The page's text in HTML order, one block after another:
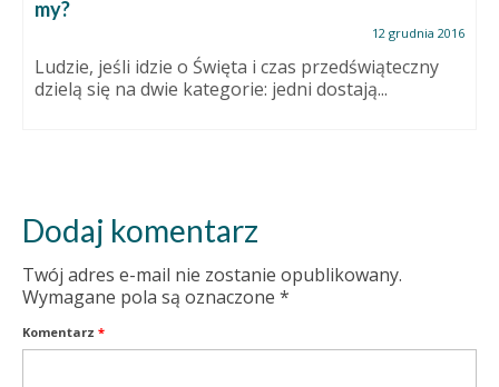
my?
12 grudnia 2016
Ludzie, jeśli idzie o Święta i czas przedświąteczny
dzielą się na dwie kategorie: jedni dostają...
Dodaj komentarz
Twój adres e-mail nie zostanie opublikowany.
Wymagane pola są oznaczone *
Komentarz *